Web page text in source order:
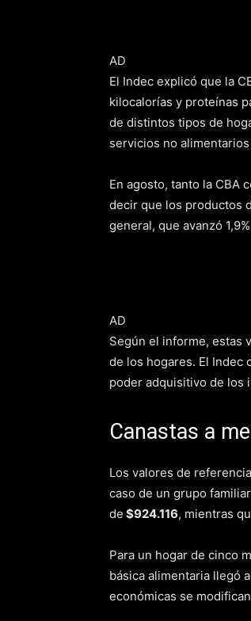
AD
El Indec explicó que la
kilocalorías y proteínas
de distintos tipos de
servicios no
En agosto, tanto la CBA
decir que los productos
general, que avanzó
AD
Según el informe, estas
de los hogares. El Indec
poder adquisitivo de los
Canastas a
Los valores de
caso de un grupo
de $924.116, mientras
Para un hogar de cinco
básica alimentaria llegó a
económicas se